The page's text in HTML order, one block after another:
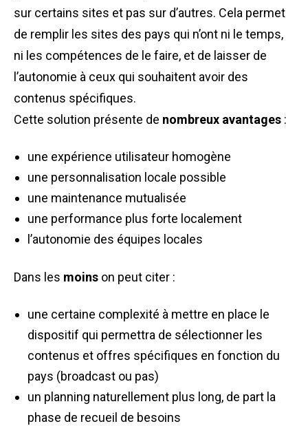
sur certains sites et pas sur d’autres. Cela permet
de remplir les sites des pays qui n’ont ni le temps,
ni les compétences de le faire, et de laisser de
l’autonomie à ceux qui souhaitent avoir des
contenus spécifiques.
Cette solution présente de nombreux avantages :
une expérience utilisateur homogène
une personnalisation locale possible
une maintenance mutualisée
une performance plus forte localement
l’autonomie des équipes locales
Dans les moins on peut citer :
une certaine complexité à mettre en place le
dispositif qui permettra de sélectionner les
contenus et offres spécifiques en fonction du
pays (broadcast ou pas)
un planning naturellement plus long, de part la
phase de recueil de besoins